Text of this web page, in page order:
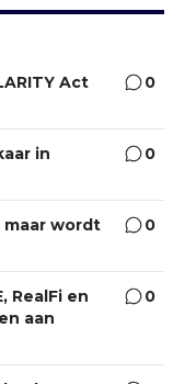
Act
0
in
0
maar wordt
0
RealFi en
aan
0